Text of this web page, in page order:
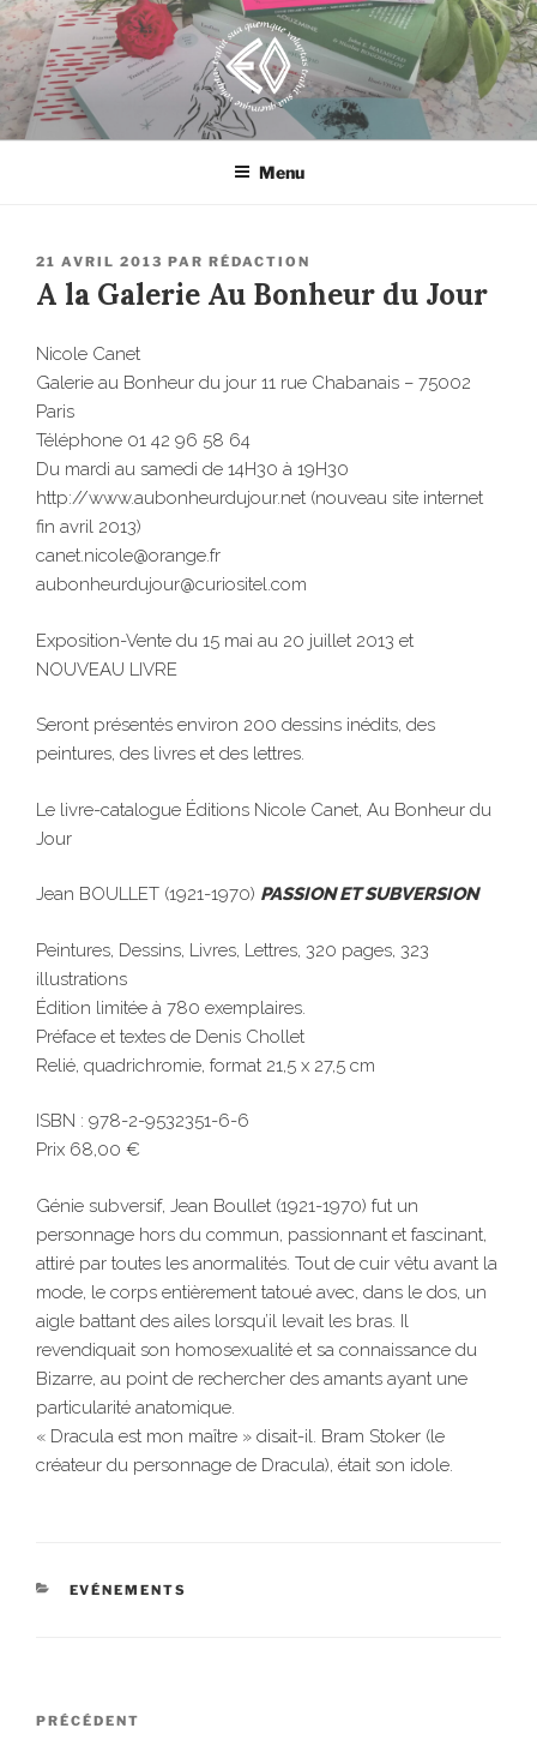
Aller
au
contenu
principal
EROSONYX
Tout livre n’est-il pas une bouteille jetée à la mer ?
Menu
PUBLIÉ
LE
21 AVRIL 2013 PAR RÉDACTION
A la Galerie Au Bonheur du Jour
Nicole Canet
Galerie au Bonheur du jour 11 rue Chabanais – 75002
Paris
Téléphone 01 42 96 58 64
Du mardi au samedi de 14H30 à 19H30
http://www.aubonheurdujour.net (nouveau site internet
fin avril 2013)
canet.nicole@orange.fr
aubonheurdujour@curiositel.com
Exposition-Vente du 15 mai au 20 juillet 2013 et
NOUVEAU LIVRE
Seront présentés environ 200 dessins inédits, des
peintures, des livres et des lettres.
Le livre-catalogue Éditions Nicole Canet, Au Bonheur du
Jour
Jean BOULLET (1921-1970) PASSION ET SUBVERSION
Peintures, Dessins, Livres, Lettres, 320 pages, 323
illustrations
Édition limitée à 780 exemplaires.
Préface et textes de Denis Chollet
Relié, quadrichromie, format 21,5 x 27,5 cm
ISBN : 978-2-9532351-6-6
Prix 68,00 €
Génie subversif, Jean Boullet (1921-1970) fut un
personnage hors du commun, passionnant et fascinant,
attiré par toutes les anormalités. Tout de cuir vêtu avant la
mode, le corps entièrement tatoué avec, dans le dos, un
aigle battant des ailes lorsqu’il levait les bras. Il
revendiquait son homosexualité et sa connaissance du
Bizarre, au point de rechercher des amants ayant une
particularité anatomique.
« Dracula est mon maître » disait-il. Bram Stoker (le
créateur du personnage de Dracula), était son idole.
CATÉGORIES
EVÉNEMENTS
Navigation
Article
PRÉCÉDENT